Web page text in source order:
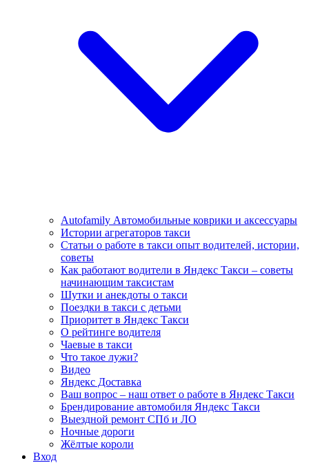
Autofamily Автомобильные коврики и аксессуары
Истории агрегаторов такси
Статьи о работе в такси опыт водителей, истории,
советы
Как работают водители в Яндекс Такси – советы
начинающим таксистам
Шутки и анекдоты о такси
Поездки в такси с детьми
Приоритет в Яндекс Такси
О рейтинге водителя
Чаевые в такси
Что такое лужи?
Видео
Яндекс Доставка
Ваш вопрос – наш ответ о работе в Яндекс Такси
Брендирование автомобиля Яндекс Такси
Выездной ремонт СПб и ЛО
Ночные дороги
Жёлтые короли
Вход